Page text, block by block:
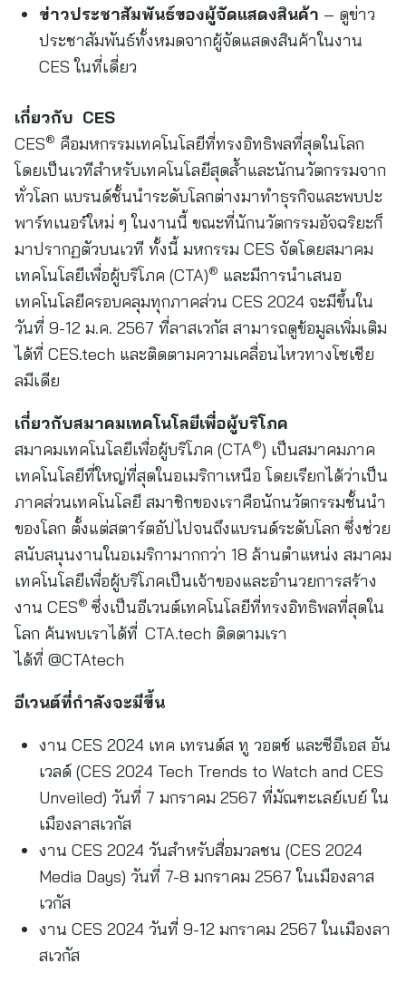
ข่าวประชาสัมพันธ์ของผู้จัดแสดงสินค้า – ดูข่าว
ประชาสัมพันธ์ทั้งหมดจากผู้จัดแสดงสินค้าในงาน
CES ในที่เดี่ยว
เกี่ยวกับ CES
CES® คือมหกรรมเทคโนโลยีที่ทรงอิทธิพลที่สุดในโลก
โดยเป็นเวทีสำหรับเทคโนโลยีสุดล้ำและนักนวัตกรรมจาก
ทั่วโลก แบรนด์ชั้นนำระดับโลกต่างมาทำธุรกิจและพบปะ
พาร์ทเนอร์ใหม่ ๆ ในงานนี้ ขณะที่นักนวัตกรรมอัจฉริยะก็
มาปรากฏตัวบนเวที ทั้งนี้ มหกรรม CES จัดโดยสมาคม
เทคโนโลยีเพื่อผู้บริโภค (CTA)® และมีการนำเสนอ
เทคโนโลยีครอบคลุมทุกภาคส่วน CES 2024 จะมีขึ้นใน
วันที่ 9-12 ม.ค. 2567 ที่ลาสเวกัส สามารถดูข้อมูลเพิ่มเติม
ได้ที่ CES.tech และติดตามความเคลื่อนไหวทางโซเชีย
ลมีเดีย
เกี่ยวกับสมาคมเทคโนโลยีเพื่อผู้บริโภค
สมาคมเทคโนโลยีเพื่อผู้บริโภค (CTA®) เป็นสมาคมภาค
เทคโนโลยีที่ใหญ่ที่สุดในอเมริกาเหนือ โดยเรียกได้ว่าเป็น
ภาคส่วนเทคโนโลยี สมาชิกของเราคือนักนวัตกรรมชั้นนำ
ของโลก ตั้งแต่สตาร์ตอัปไปจนถึงแบรนด์ระดับโลก ซึ่งช่วย
สนับสนุนงานในอเมริกามากกว่า 18 ล้านตำแหน่ง สมาคม
เทคโนโลยีเพื่อผู้บริโภคเป็นเจ้าของและอำนวยการสร้าง
งาน CES® ซึ่งเป็นอีเวนต์เทคโนโลยีที่ทรงอิทธิพลที่สุดใน
โลก ค้นพบเราได้ที่ CTA.tech ติดตามเรา
ได้ที่ @CTAtech
อีเวนต์ที่กำลังจะมีขึ้น
งาน CES 2024 เทค เทรนด์ส ทู วอตช์ และซีอีเอส อัน
เวลด์ (CES 2024 Tech Trends to Watch and CES
Unveiled) วันที่ 7 มกราคม 2567 ที่มัณฑะเลย์เบย์ ใน
เมืองลาสเวกัส
งาน CES 2024 วันสำหรับสื่อมวลชน (CES 2024
Media Days) วันที่ 7-8 มกราคม 2567 ในเมืองลาส
เวกัส
งาน CES 2024 วันที่ 9-12 มกราคม 2567 ในเมืองลา
สเวกัส